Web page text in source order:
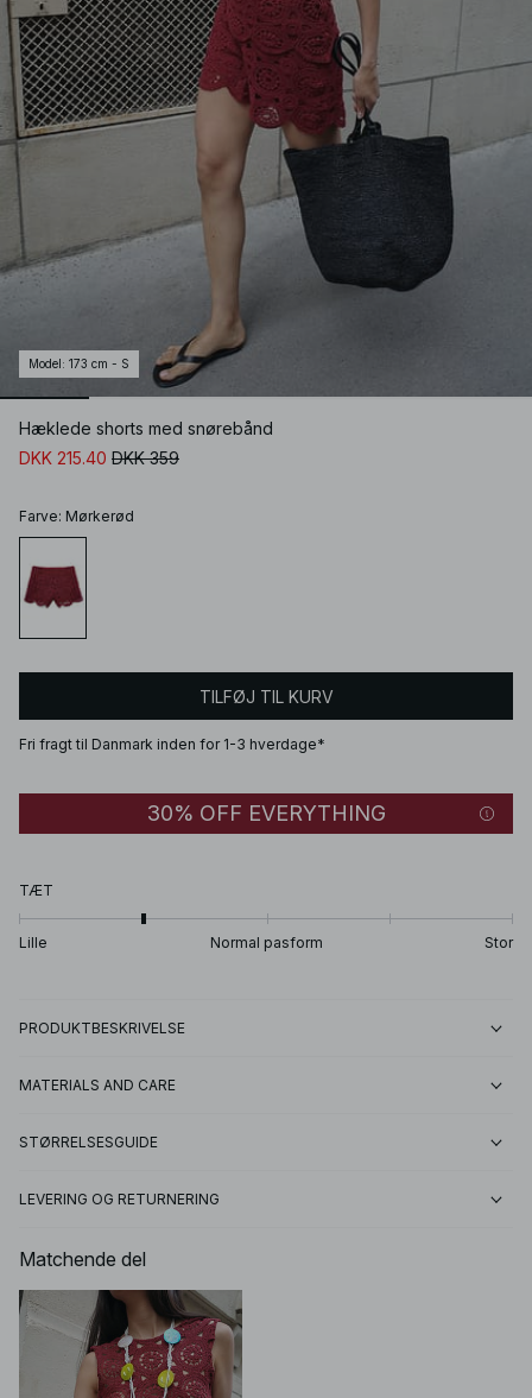
Model : 173 cm - S
Hæklede shorts med snørebånd
DKK 215.40 DKK 359
Farve: Mørkerød
TILFØJ TIL KURV
Fri fragt til Danmark inden for 1-3 hverdage*
30% OFF EVERYTHING
TÆT
Lille Normal pasform Stor
PRODUKTBESKRIVELSE
MATERIALS AND CARE
STØRRELSESGUIDE
LEVERING OG RETURNERING
Matchende del